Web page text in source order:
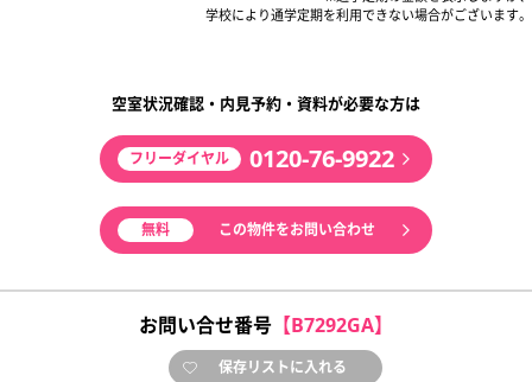
学校により通学定期を利用できない場合がございます。
空室状況確認・内見予約・資料が必要な方は
フリーダイヤル 0120-76-9922
無料 この物件をお問い合わせ
お問い合せ番号 【B7292GA】
保存リストに入れる